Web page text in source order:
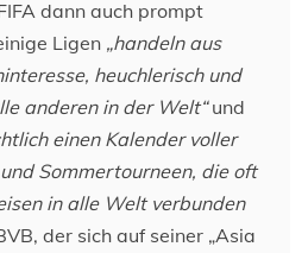
dann auch prompt
Ligen „handeln aus
heuchlerisch und
anderen in der Welt“und
einen Kalender voller
Sommertourneen, die oft
in alle Welt verbunden
der sich auf seiner „Asia